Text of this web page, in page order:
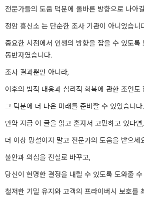
전문가들의 도움 덕분에 올바른 방향으로 나아
정암 흥신소 는 단순한 조사 기관이 아니었습니
중요한 시점에서 인생의 방향을 잡을 수 있도록
동반자였습니다.
조사 결과뿐만 아니라,
이후의 법적 대응과 심리적 회복에 관한 조언도
그 덕분에 더 나은 미래를 준비할 수 있었습니다.
만약 지금 이 글을 읽고 혼자서 고민하고 있다면,
더 이상 망설이지 말고 전문가의 도움을 받으세
불안과 의심을 진실로 바꾸고,
당신이 현명한 결정을 내릴 수 있도록 도와줄
철저한 기밀 유지와 고객의 프라이버시 보호를